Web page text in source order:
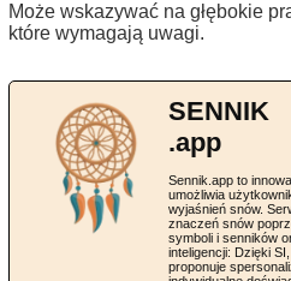
Może wskazywać na głębokie
które wymagają uwagi.
SENNIK
.app
Sennik.app to
umożliwia
wyjaśnień snów.
znaczeń snów
symboli i senników
inteligencji: Dzięki
proponuje